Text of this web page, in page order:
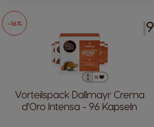
-16% INTENSITÄT9
Vorteilspack Dallmayr Crema
d'Oro Intensa - 96 Kapseln